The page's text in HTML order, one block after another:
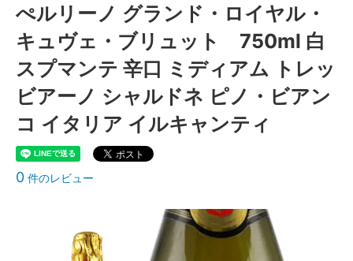
ぺルリーノ グランド・ロイヤル・
キュヴェ・ブリュット 750ml 白
スプマンテ 辛口 ミディアム トレッ
ビアーノ シャルドネ ピノ・ビアン
コ イタリア イルキャンティ
0 件のレビュー